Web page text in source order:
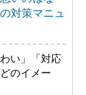
対策マニュ
い」「対応
のイメー